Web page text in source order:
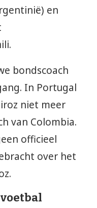
en
bondscoach
In Portugal
niet meer
van Colombia.
officieel
over het